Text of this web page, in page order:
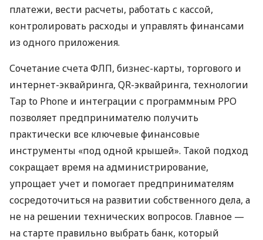
платежи, вести расчеты, работать с кассой,
контролировать расходы и управлять финансами
из одного приложения.
Сочетание счета ФЛП, бизнес-карты, торгового и
интернет-эквайринга, QR-эквайринга, технологии
Tap to Phone и интеграции с программным РРО
позволяет предпринимателю получить
практически все ключевые финансовые
инструменты «под одной крышей». Такой подход
сокращает время на администрирование,
упрощает учет и помогает предпринимателям
сосредоточиться на развитии собственного дела, а
не на решении технических вопросов. Главное —
на старте правильно выбрать банк, который